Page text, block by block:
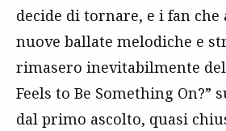
decide di tornare, e i fan che
nuove ballate melodiche e
rimasero inevitabilmente
Feels to Be Something On?”
dal primo ascolto, quasi